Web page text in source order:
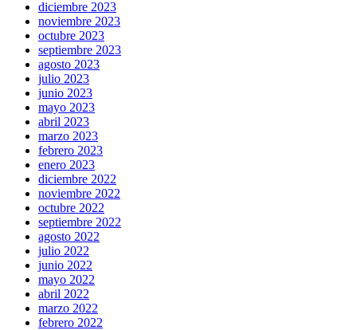
diciembre 2023
noviembre 2023
octubre 2023
septiembre 2023
agosto 2023
julio 2023
junio 2023
mayo 2023
abril 2023
marzo 2023
febrero 2023
enero 2023
diciembre 2022
noviembre 2022
octubre 2022
septiembre 2022
agosto 2022
julio 2022
junio 2022
mayo 2022
abril 2022
marzo 2022
febrero 2022